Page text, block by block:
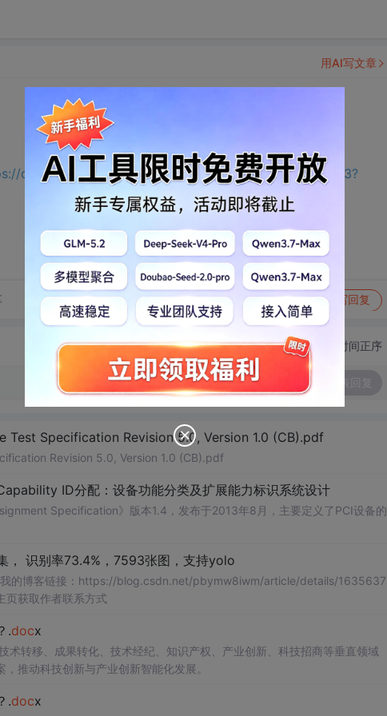
download.csdn.net/download/m0_65191343/75467193?
转发到动态 举报 写回复
用AI写文章
切换为时间正序
Specification Revision 5.0, Version 1.0 (CB).pdf
Revision 5.0, Version 1.0 (CB).pdf
ID分配：设备功能分类及扩展能力标识系统设计
Specification》版本1.4，发布于2013年8月，主要定义了PCI设备的
， 识别率73.4%，7593张图，支持yolo
我的博客链接：https://blog.csdn.net/pbymw8iwm/article/details/1635637
页获取作者联系方式
.docx
转移、成果转化、技术经纪、知识产权、产业创新、科技招商等垂直领域
推动科技创新与产业创新智能化发展。
.docx